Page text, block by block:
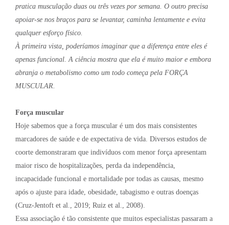
pratica musculação duas ou três vezes por semana. O outro precisa
apoiar-se nos braços para se levantar, caminha lentamente e evita
qualquer esforço físico.
À primeira vista, poderíamos imaginar que a diferença entre eles é
apenas funcional. A ciência mostra que ela é muito maior e embora
abranja o metabolismo como um todo começa pela FORÇA
MUSCULAR.
Força muscular
Hoje sabemos que a força muscular é um dos mais consistentes
marcadores de saúde e de expectativa de vida. Diversos estudos de
coorte demonstraram que indivíduos com menor força apresentam
maior risco de hospitalizações, perda da independência,
incapacidade funcional e mortalidade por todas as causas, mesmo
após o ajuste para idade, obesidade, tabagismo e outras doenças
(Cruz-Jentoft et al., 2019; Ruiz et al., 2008).
Essa associação é tão consistente que muitos especialistas passaram a